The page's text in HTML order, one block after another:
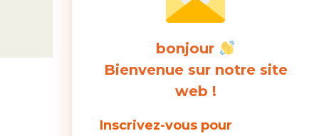
bonjour
Bienvenue sur notre site
web !
Inscrivez-vous pour